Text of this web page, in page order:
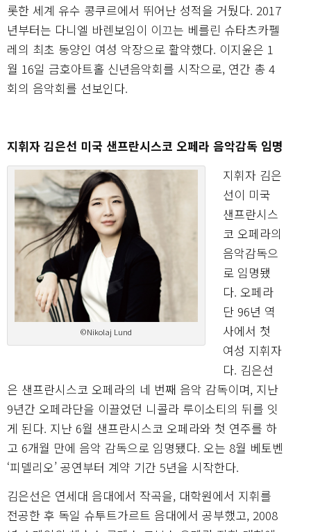
롯한 세계 유수 콩쿠르에서 뛰어난 성적을 거뒀다. 2017
년부터는 다니엘 바렌보임이 이끄는 베를린 슈타츠카펠
레의 최초 동양인 여성 악장으로 활약했다. 이지윤은 1
월 16일 금호아트홀 신년음악회를 시작으로, 연간 총 4
회의 음악회를 선보인다.
지휘자 김은선 미국 샌프란시스코 오페라 음악감독 임명
©Nikolaj Lund
지휘자 김은
선이 미국
샌프란시스
코 오페라의
음악감독으
로 임명됐
다. 오페라
단 96년 역
사에서 첫
여성 지휘자
다. 김은선
은 샌프란시스코 오페라의 네 번째 음악 감독이며, 지난
9년간 오페라단을 이끌었던 니콜라 루이소티의 뒤를 잇
게 된다. 지난 6월 샌프란시스코 오페라와 첫 연주를 하
고 6개월 만에 음악 감독으로 임명됐다. 오는 8월 베토벤
‘피델리오’ 공연부터 계약 기간 5년을 시작한다.
김은선은 연세대 음대에서 작곡을, 대학원에서 지휘를
전공한 후 독일 슈투트가르트 음대에서 공부했고, 2008